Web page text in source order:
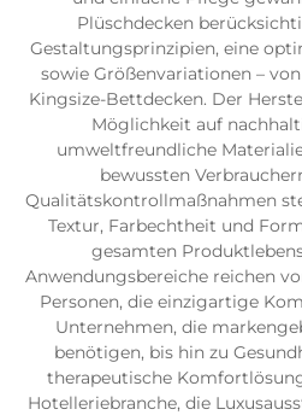
Plüschdecken
Gestaltungsprinzipien, eine
sowie Größenvariationen –
Kingsize-Bettdecken. Der
Möglichkeit auf
umweltfreundliche
bewussten
Qualitätskontrollmaßnahmen
Textur, Farbechtheit und
gesamten
Anwendungsbereiche reichen
Personen, die einzigartige
Unternehmen, die
benötigen, bis hin zu
therapeutische
Hotelleriebranche, die